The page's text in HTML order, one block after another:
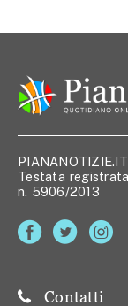
PIANANOTIZIE.IT
Testata
n. 5906/2013
Contatti